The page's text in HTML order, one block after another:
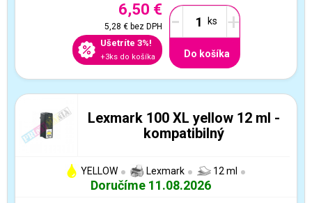
6,50 €
5,28 €bez DPH
Ušetríte 3%!
+3ks do košíka
- +
Do košíka
Lexmark 100 XL yellow 12 ml -
kompatibilný
YELLOW Lexmark 12 ml
Doručíme 11.08.2026